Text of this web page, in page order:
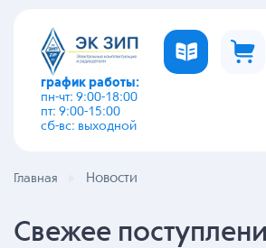
график работы:
пн-чт: 9:00-18:00
пт: 9:00-15:00
сб-вс: выходной
Главная Новости
Свежее